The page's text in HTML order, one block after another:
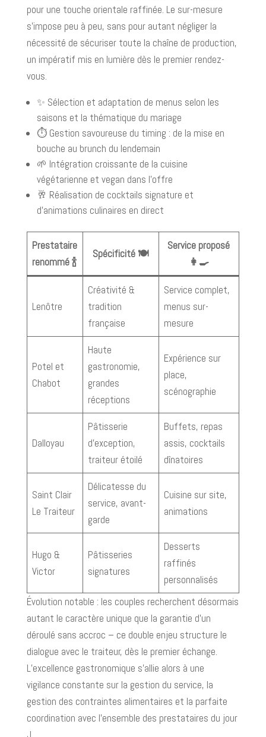
pour une touche orientale raffinée. Le sur-mesure
s’impose peu à peu, sans pour autant négliger la
nécessité de sécuriser toute la chaîne de production,
un impératif mis en lumière dès le premier rendez-
vous.
✨ Sélection et adaptation de menus selon les
saisons et la thématique du mariage
⏱ Gestion savoureuse du timing : de la mise en
bouche au brunch du lendemain
🌱 Intégration croissante de la cuisine
végétarienne et vegan dans l’offre
🥂 Réalisation de cocktails signature et
d’animations culinaires en direct
Prestataire
renommé 🍾
Spécificité 🍽️
Service proposé
👩‍🍳
Lenôtre
Créativité &
tradition
française
Service complet,
menus sur-
mesure
Potel et
Chabot
Haute
gastronomie,
grandes
réceptions
Expérience sur
place,
scénographie
Dalloyau
Pâtisserie
d’exception,
traiteur étoilé
Buffets, repas
assis, cocktails
dînatoires
Saint Clair
Le Traiteur
Délicatesse du
service, avant-
garde
Cuisine sur site,
animations
Hugo &
Victor
Pâtisseries
signatures
Desserts
raffinés
personnalisés
Évolution notable : les couples recherchent désormais
autant le caractère unique que la garantie d’un
déroulé sans accroc – ce double enjeu structure le
dialogue avec le traiteur, dès le premier échange.
L’excellence gastronomique s’allie alors à une
vigilance constante sur la gestion du service, la
gestion des contraintes alimentaires et la parfaite
coordination avec l’ensemble des prestataires du jour